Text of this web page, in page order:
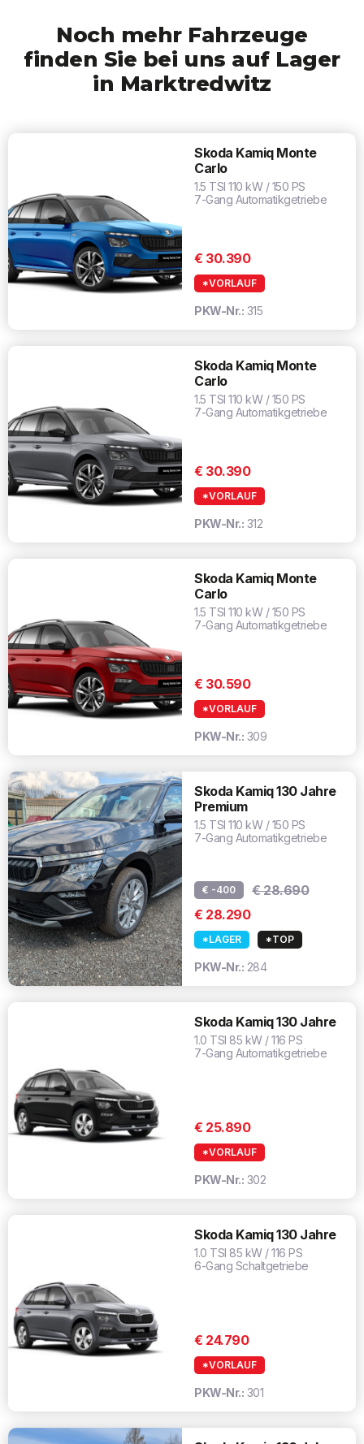
Noch mehr Fahrzeuge
finden Sie bei uns auf Lager
in Marktredwitz
Skoda Kamiq Monte
Carlo
1.5 TSI 110 kW / 150 PS
7-Gang Automatikgetriebe
€ 30.390
*VORLAUF
PKW-Nr.: 315
Skoda Kamiq Monte
Carlo
1.5 TSI 110 kW / 150 PS
7-Gang Automatikgetriebe
€ 30.390
*VORLAUF
PKW-Nr.: 312
Skoda Kamiq Monte
Carlo
1.5 TSI 110 kW / 150 PS
7-Gang Automatikgetriebe
€ 30.590
*VORLAUF
PKW-Nr.: 309
Skoda Kamiq 130 Jahre
Premium
1.5 TSI 110 kW / 150 PS
7-Gang Automatikgetriebe
€ -400
€ 28.690
€ 28.290
*LAGER *TOP
PKW-Nr.: 284
Skoda Kamiq 130 Jahre
1.0 TSI 85 kW / 116 PS
7-Gang Automatikgetriebe
€ 25.890
*VORLAUF
PKW-Nr.: 302
Skoda Kamiq 130 Jahre
1.0 TSI 85 kW / 116 PS
6-Gang Schaltgetriebe
€ 24.790
*VORLAUF
PKW-Nr.: 301